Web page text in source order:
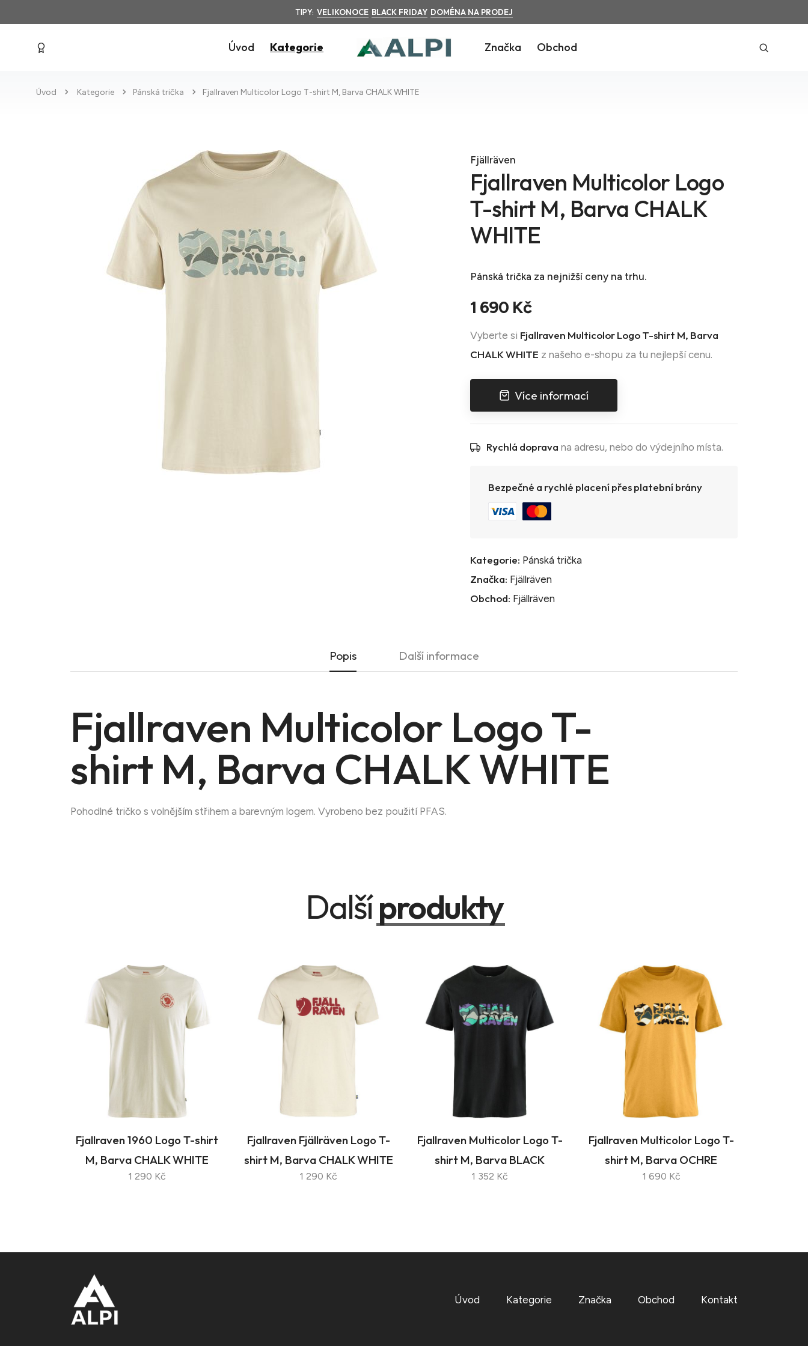
TIPY: VELIKONOCE BLACK FRIDAY DOMÉNA NA PRODEJ
Úvod Kategorie Značka Obchod
Úvod Kategorie Pánská trička Fjallraven Multicolor Logo T-shirt M, Barva CHALK WHITE
Fjällräven
Fjallraven Multicolor Logo
T-shirt M, Barva CHALK
WHITE
Pánská trička za nejnižší ceny na trhu.
1 690 Kč
Vyberte si Fjallraven Multicolor Logo T-shirt M, Barva
CHALK WHITE z našeho e-shopu za tu nejlepší cenu.
Více informací
Rychlá doprava na adresu, nebo do výdejního místa.
Bezpečné a rychlé placení přes platební brány
Kategorie: Pánská trička
Značka: Fjällräven
Obchod: Fjällräven
Popis Další informace
Fjallraven Multicolor Logo T-
shirt M, Barva CHALK WHITE
Pohodlné tričko s volnějším střihem a barevným logem. Vyrobeno bez použití PFAS.
Dalšíprodukty
Fjallraven 1960 Logo T-shirt
M, Barva CHALK WHITE
1 290 Kč
Fjallraven Fjällräven Logo T-
shirt M, Barva CHALK WHITE
1 290 Kč
Fjallraven Multicolor Logo T-
shirt M, Barva BLACK
1 352 Kč
Fjallraven Multicolor Logo T-
shirt M, Barva OCHRE
1 690 Kč
Úvod Kategorie Značka Obchod Kontakt